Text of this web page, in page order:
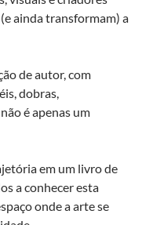
ainda transformam) a
de autor, com
dobras,
é apenas um
em um livro de
a conhecer esta
onde a arte se